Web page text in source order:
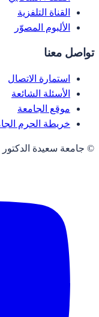
القناة التلفزية
الألبوم المصوّر
تواصل معنا
استمارة الاتصال
الأسئلة الشائعة
موقع الجامعة
خريطة الحرم
© جامعة سعيدة